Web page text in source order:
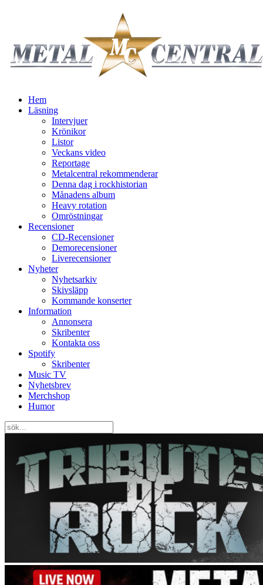
Hem
Läsning
Intervjuer
Krönikor
Listor
Veckans video
Reportage
Metalcentral rekommenderar
Denna dag i rockhistorian
Månadens album
Heavy rotation
Omröstningar
Recensioner
CD-Recensioner
Demorecensioner
Liverecensioner
Nyheter
Nyhetsarkiv
Skivsläpp
Kommande konserter
Information
Annonsera
Skribenter
Kontakta oss
Spotify
Skribenter
Music TV
Nyhetsbrev
Merchshop
Humor